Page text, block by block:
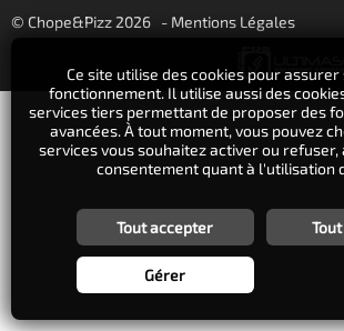
© Chope&Pizz 2026 - Mentions Légales
Ce site utilise des cookies pour assurer
fonctionnement. Il utilise aussi des
services tiers permettant de proposer des
avancées. À tout moment, vous pouvez
services vous souhaitez activer ou
consentement quant à l'utilisation
Personnalisation des services
Vous êtes libre de choisir quels services
En autorisant ces services tiers, vous
nécessaires à leur bon fonctionnement. En
Tout accepter
Gérer